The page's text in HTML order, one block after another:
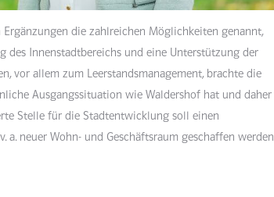
Ergänzungen die zahlreichen Möglichkeiten genannt,
Innenstadtbereichs und eine Unterstützung der
vor allem zum Leerstandsmanagement, brachte die
Ausgangssituation wie Waldershof hat und daher
Stelle für die Stadtentwicklung soll einen
a. neuer Wohn- und Geschäftsraum geschaffen werden